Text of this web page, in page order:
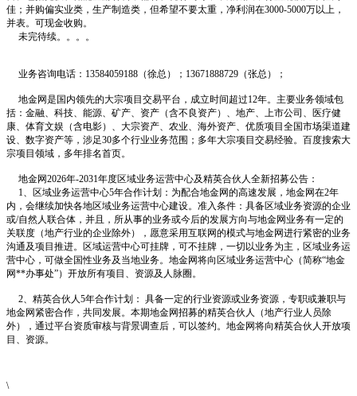
佳；并购偏实业类，生产制造类，但希望不要太重，净利润在3000-5000万以上，
并表。可现金收购。
未完待续。。。。
业务咨询电话：13584059188（徐总）；13671888729（张总）；
地金网是国内领先的大宗项目交易平台，成立时间超过12年。主要业务领域包
括：金融、科技、能源、矿产、资产（含不良资产）、地产、上市公司、医疗健
康、体育文娱（含电影）、大宗资产、农业、海外资产、优质项目全国市场渠道建
设、数字资产等，涉足30多个行业业务范围；多年大宗项目交易经验。百度搜索大
宗项目领域，多年排名首页。
地金网2026年-2031年度区域业务运营中心及精英合伙人全新招募公告：
1、区域业务运营中心5年合作计划：为配合地金网的高速发展，地金网在2年
内，会继续加快各地区域业务运营中心建设。准入条件：具备区域业务资源的企业
或/自然人联合体，并且，所从事的业务或今后的发展方向与地金网业务有一定的
关联度（地产行业的企业除外），愿意采用互联网的模式与地金网进行紧密的业务
沟通及项目推进。区域运营中心可挂牌，可不挂牌，一切以业务为主，区域业务运
营中心，可做全国性业务及当地业务。地金网将向区域业务运营中心（简称“地金
网**办事处”）开放所有项目、资源及人脉圈。
2、精英合伙人5年合作计划： 具备一定的行业资源或业务资源，专职或兼职与
地金网紧密合作，共同发展。本期地金网招募的精英合伙人（地产行业人员除
外），通过平台资质审核与背景调查后，可以签约。地金网将向精英合伙人开放项
目、资源。
\